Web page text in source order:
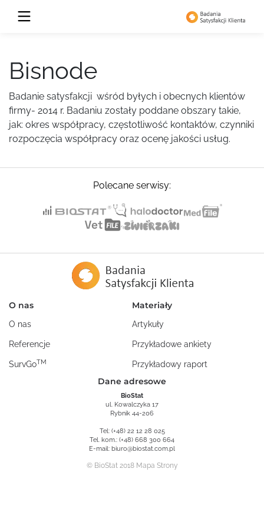
Bisnode
Badanie satysfakcji wśród byłych i obecnych klientów
firmy- 2014 r. Badaniu zostały poddane obszary takie,
jak: okres współpracy, częstotliwość kontaktów, czynniki
rozpoczęcia współpracy oraz ocenę jakości usług.
Polecane serwisy:
O nas
O nas
Referencje
SurvGoTM
Materiały
Artykuły
Przykładowe ankiety
Przykładowy raport
Dane adresowe
BioStat
ul. Kowalczyka 17
Rybnik 44-206
Tel: (+48) 22 12 28 025
Tel. kom.: (+48) 668 300 664
E-mail: biuro@biostat.com.pl
© BioStat 2018 Mapa Strony